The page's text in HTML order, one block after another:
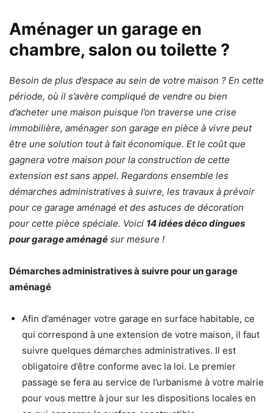
Aménager un garage en
chambre, salon ou toilette ?
Besoin de plus d’espace au sein de votre maison ? En cette
période, où il s’avère compliqué de vendre ou bien
d’acheter une maison puisque l’on traverse une crise
immobilière, aménager son garage en pièce à vivre peut
être une solution tout à fait économique. Et le coût que
gagnera votre maison pour la construction de cette
extension est sans appel. Regardons ensemble les
démarches administratives à suivre, les travaux à prévoir
pour ce garage aménagé et des astuces de décoration
pour cette pièce spéciale. Voici 14 idées déco dingues
pour garage aménagé sur mesure !
Démarches administratives à suivre pour un garage
aménagé
Afin d’aménager votre garage en surface habitable, ce
qui correspond à une extension de votre maison, il faut
suivre quelques démarches administratives. Il est
obligatoire d’être conforme avec la loi. Le premier
passage se fera au service de l’urbanisme à votre mairie
pour vous mettre à jour sur les dispositions locales en